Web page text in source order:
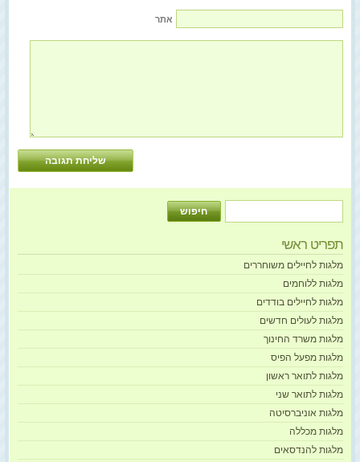
אתר
תפריט ראשי
מלגות לחיילים משוחררים
מלגות ללוחמים
מלגות לחיילים בודדים
מלגות לעולים חדשים
מלגות משרד החינוך
מלגות מפעל הפיס
מלגות לתואר ראשון
מלגות לתואר שני
מלגות אוניברסיטה
מלגות מכללה
מלגות להנדסאים